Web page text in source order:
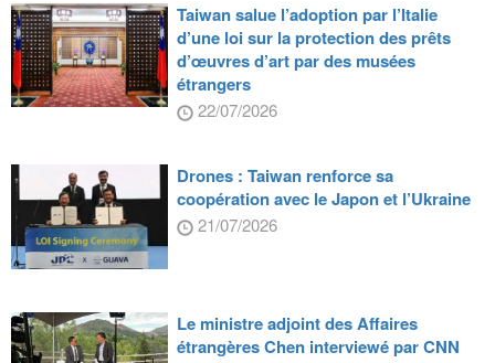
Taiwan salue l’adoption par l’Italie
d’une loi sur la protection des prêts
d’œuvres d’art par des musées
étrangers
22/07/2026
Drones : Taiwan renforce sa
coopération avec le Japon et l’Ukraine
21/07/2026
Le ministre adjoint des Affaires
étrangères Chen interviewé par CNN